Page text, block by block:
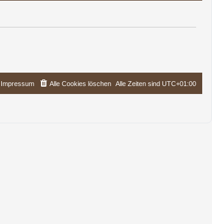
Alle Zeiten sind UTC+01:00
Alle Cookies löschen
Impressum